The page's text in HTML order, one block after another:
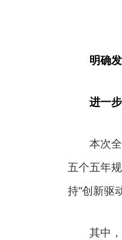
明确
进一
本次
五个五年
持“创新驱
其中